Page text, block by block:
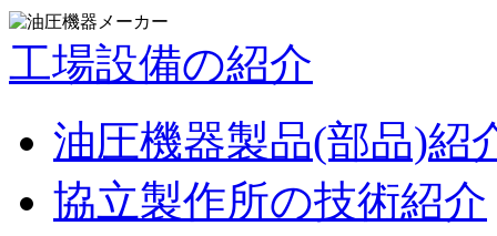
工場設備の紹介
油圧機器製品(部品)紹
協立製作所の技術紹介